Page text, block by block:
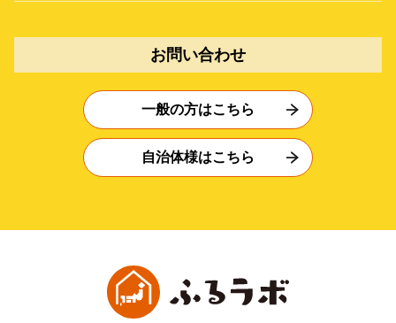
お問い合わせ
一般の方はこちら
自治体様はこちら